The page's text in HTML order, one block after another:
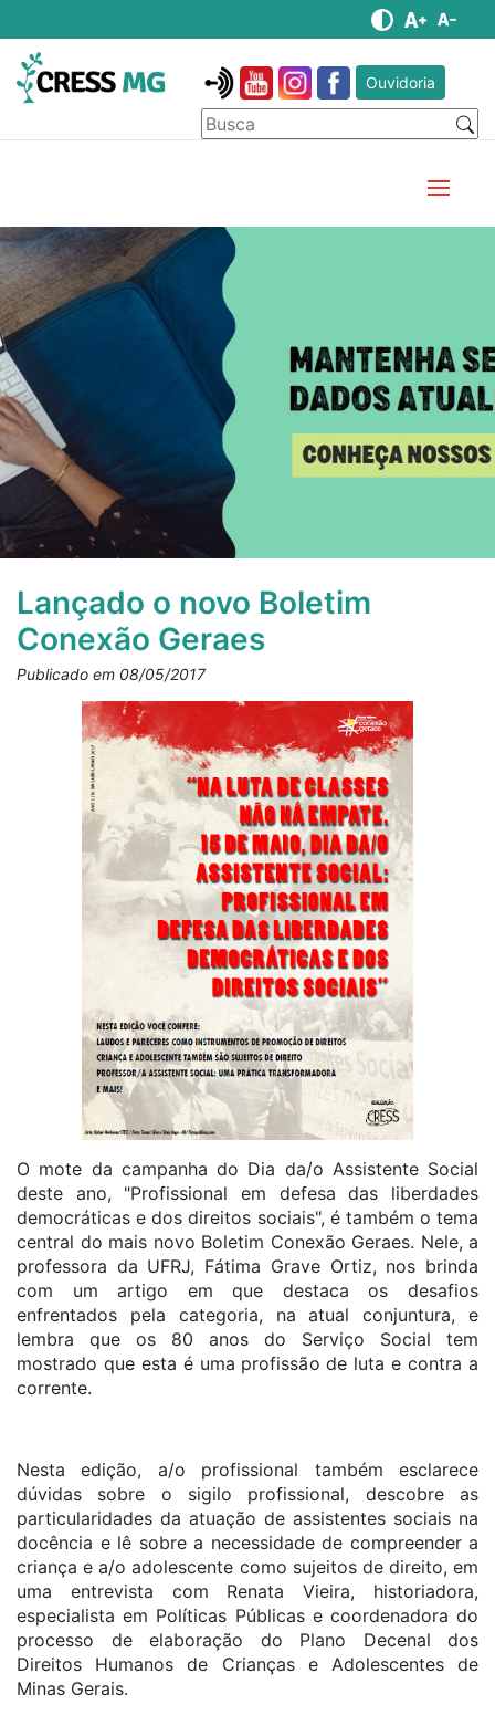
Ouvidoria
Lançado o novo Boletim
Conexão Geraes
Publicado em 08/05/2017
O mote da campanha do Dia da/o Assistente Social
deste ano, "Profissional em defesa das liberdades
democráticas e dos direitos sociais", é também o tema
central do mais novo Boletim Conexão Geraes. Nele, a
professora da UFRJ, Fátima Grave Ortiz, nos brinda
com um artigo em que destaca os desafios
enfrentados pela categoria, na atual conjuntura, e
lembra que os 80 anos do Serviço Social tem
mostrado que esta é uma profissão de luta e contra a
corrente.
Nesta edição, a/o profissional também esclarece
dúvidas sobre o sigilo profissional, descobre as
particularidades da atuação de assistentes sociais na
docência e lê sobre a necessidade de compreender a
criança e a/o adolescente como sujeitos de direito, em
uma entrevista com Renata Vieira, historiadora,
especialista em Políticas Públicas e coordenadora do
processo de elaboração do Plano Decenal dos
Direitos Humanos de Crianças e Adolescentes de
Minas Gerais.